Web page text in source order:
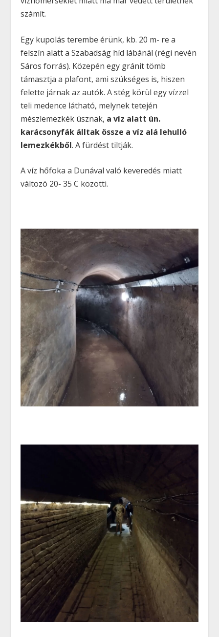
számít.
Egy kupolás terembe érünk, kb. 20 m- re a
felszín alatt a Szabadság híd lábánál (régi nevén
Sáros forrás). Közepén egy gránit tömb
támasztja a plafont, ami szükséges is, hiszen
felette járnak az autók. A stég körül egy vízzel
teli medence látható, melynek tetején
mészlemezkék úsznak, a víz alatt ún.
karácsonyfák álltak össze a víz alá lehulló
lemezkékből. A fürdést tiltják.
A víz hőfoka a Dunával való keveredés miatt
változó 20- 35 C közötti.